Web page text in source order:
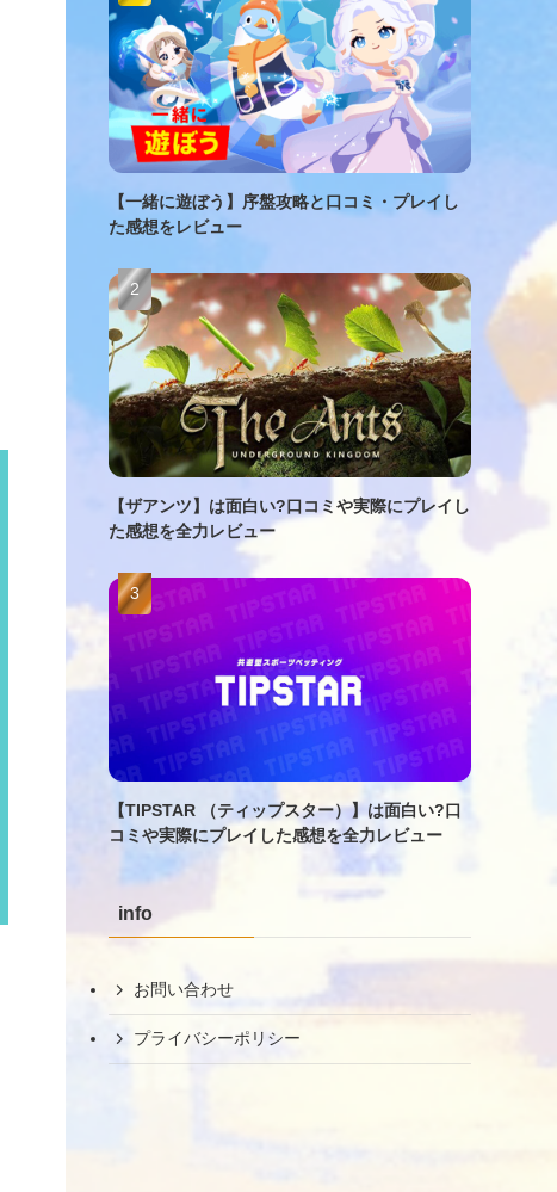
【一緒に遊ぼう】序盤攻略と口コミ・プレイし
た感想をレビュー
【ザアンツ】は面白い?口コミや実際にプレイし
た感想を全力レビュー
【TIPSTAR （ティップスター）】は面白い?口
コミや実際にプレイした感想を全力レビュー
info
お問い合わせ
プライバシーポリシー